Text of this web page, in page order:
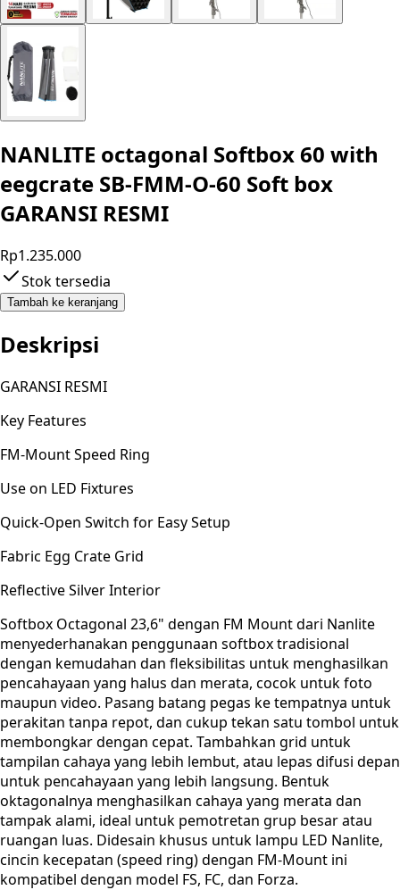
NANLITE octagonal Softbox 60 with
eegcrate SB-FMM-O-60 Soft box
GARANSI RESMI
Rp1.235.000
Stok tersedia
Tambah ke keranjang
Deskripsi
GARANSI RESMI
Key Features
FM-Mount Speed Ring
Use on LED Fixtures
Quick-Open Switch for Easy Setup
Fabric Egg Crate Grid
Reflective Silver Interior
Softbox Octagonal 23,6" dengan FM Mount dari Nanlite
menyederhanakan penggunaan softbox tradisional
dengan kemudahan dan fleksibilitas untuk menghasilkan
pencahayaan yang halus dan merata, cocok untuk foto
maupun video. Pasang batang pegas ke tempatnya untuk
perakitan tanpa repot, dan cukup tekan satu tombol untuk
membongkar dengan cepat. Tambahkan grid untuk
tampilan cahaya yang lebih lembut, atau lepas difusi depan
untuk pencahayaan yang lebih langsung. Bentuk
oktagonalnya menghasilkan cahaya yang merata dan
tampak alami, ideal untuk pemotretan grup besar atau
ruangan luas. Didesain khusus untuk lampu LED Nanlite,
cincin kecepatan (speed ring) dengan FM-Mount ini
kompatibel dengan model FS, FC, dan Forza.